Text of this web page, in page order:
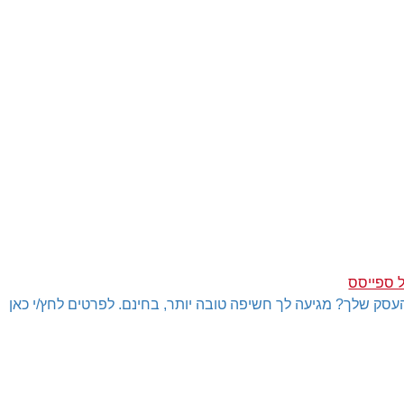
ספייסס
שלך? מגיעה לך חשיפה טובה יותר, בחינם. לפרטים לחץ/י כאן